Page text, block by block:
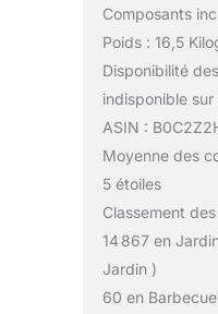
Composants
Poids : 16,5
Disponibilité
indisponible
ASIN :
Moyenne des
5 étoiles
Classement
14 867 en
Jardin )
60 en